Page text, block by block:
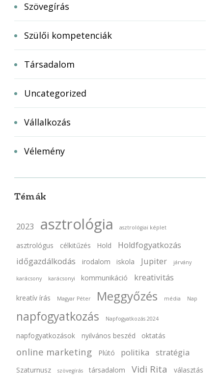
Szövegírás
Szülői kompetenciák
Társadalom
Uncategorized
Vállalkozás
Vélemény
Témák
2023 asztrológia asztrológiai képlet
asztrológus célkitűzés Hold
Holdfogyatkozás
időgazdálkodás
irodalom iskola Jupiter járvány
karácsony karácsonyi kommunikáció kreativitás
kreatív írás Magyar Péter Meggyőzés média Nap
napfogyatkozás Napfogyatkozás 2024
napfogyatkozások nyilvános beszéd oktatás
online marketing Plútó politika stratégia
Szaturnusz szövegírás társadalom Vidi Rita
választás